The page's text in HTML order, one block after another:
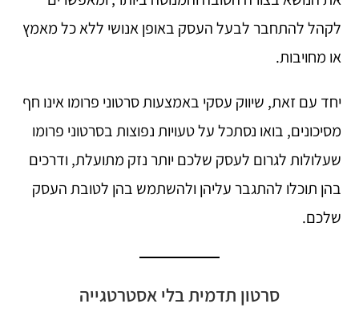
לקהל להתחבר לבעל העסק באופן אנושי ללא כל מאמץ
או מחויבות.
יחד עם זאת, שיווק עסקי באמצעות סרטוני פרומו אינו חף
מסיכונים, בואו נסתכל על טעויות נפוצות בסרטוני פרומו
שעלולות לגרום לעסק שלכם יותר נזק מתועלת, ודרכים
בהן תוכלו להתגבר עליהן ולהשתמש בהן לטובת העסק
שלכם.
סרטון תדמית בלי אסטרטגייה